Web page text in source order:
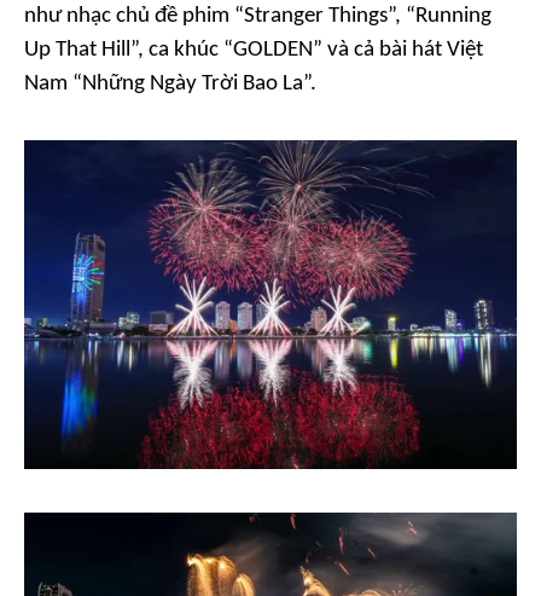
như nhạc chủ đề phim “Stranger Things”, “Running
Up That Hill”, ca khúc “GOLDEN” và cả bài hát Việt
Nam “Những Ngày Trời Bao La”.